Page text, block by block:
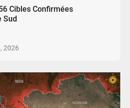
Cibles Confirmées
Sud
2026